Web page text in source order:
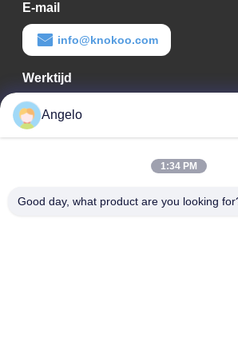
E-mail
info@knokoo.com
Werktijd
08:00-18:00
Ons adres
Street, Longhua District, Shenzhen City,
Angelo
1:34 PM
Good day, what product are you looking